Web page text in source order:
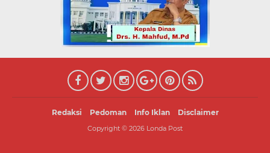
Redaksi Pedoman Info Iklan Disclaimer
Copyright © 2026 Londa Post